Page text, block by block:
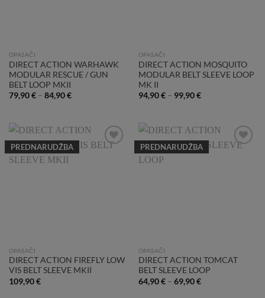
OPASAČI
DIRECT ACTION WARHAWK
MODULAR RESCUE / GUN
BELT LOOP MKII
79,90€– 84,90€
OPASAČI
DIRECT ACTION MOSQUITO
MODULAR BELT SLEEVE LOOP
MK II
94,90€– 99,90€
PREDNARUDŽBA
OPASAČI
DIRECT ACTION FIREFLY LOW
VIS BELT SLEEVE MKII
109,90€
PREDNARUDŽBA
OPASAČI
DIRECT ACTION TOMCAT
BELT SLEEVE LOOP
64,90€– 69,90€